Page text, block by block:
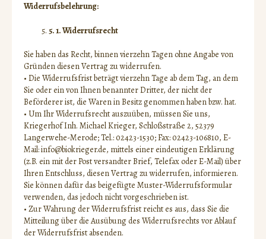
Widerrufsbelehrung:
5. 1. Widerrufsrecht
Sie haben das Recht, binnen vierzehn Tagen ohne Angabe von
Gründen diesen Vertrag zu widerrufen.
• Die Widerrufsfrist beträgt vierzehn Tage ab dem Tag, an dem
Sie oder ein von Ihnen benannter Dritter, der nicht der
Beförderer ist, die Waren in Besitz genommen haben bzw. hat.
• Um Ihr Widerrufsrecht auszuüben, müssen Sie uns,
Kriegerhof Inh. Michael Krieger, Schloßstraße 2, 52379
Langerwehe-Merode; Tel.: 02423-1530; Fax: 02423-106810, E-
Mail: info@biokrieger.de, mittels einer eindeutigen Erklärung
(z.B. ein mit der Post versandter Brief, Telefax oder E-Mail) über
Ihren Entschluss, diesen Vertrag zu widerrufen, informieren.
Sie können dafür das beigefügte Muster-Widerrufsformular
verwenden, das jedoch nicht vorgeschrieben ist.
• Zur Wahrung der Widerrufsfrist reicht es aus, dass Sie die
Mitteilung über die Ausübung des Widerrufsrechts vor Ablauf
der Widerrufsfrist absenden.